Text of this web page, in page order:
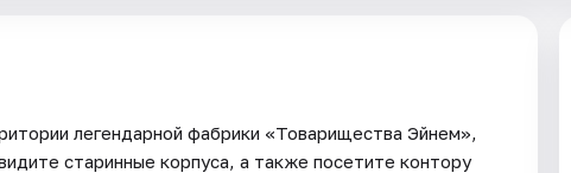
легендарной фабрики «Товарищества Эйнем»,
старинные корпуса, а также посетите контору